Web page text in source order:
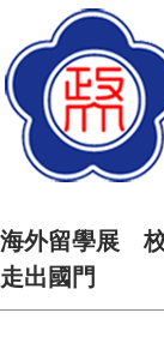
海外留學展
走出國門